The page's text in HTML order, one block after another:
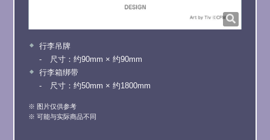
行李吊牌
尺寸：约90mm × 约90mm
行李箱绑带
尺寸：约50mm × 约1800mm
※ 图片仅供参考
※ 可能与实际商品不同